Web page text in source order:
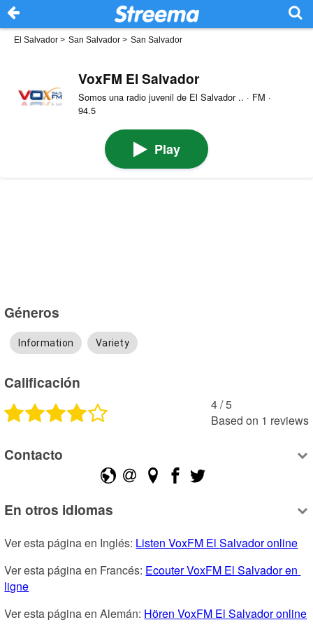
El Salvador > San Salvador > San Salvador
VoxFM El Salvador
Somos una radio juvenil de El Salvador .. · FM ·
94.5
Play
Géneros
Information Variety
Calificación
4 /5
Based on 1 reviews
Contacto
En otros idiomas
Ver esta página en Inglés: Listen VoxFM El Salvador online
Ver esta página en Francés: Ecouter VoxFM El Salvador en
ligne
Ver esta página en Alemán: Hören VoxFM El Salvador online